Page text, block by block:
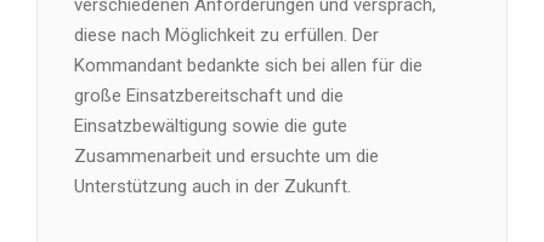
verschiedenen Anforderungen und versprach,
diese nach Möglichkeit zu erfüllen. Der
Kommandant bedankte sich bei allen für die
große Einsatzbereitschaft und die
Einsatzbewältigung sowie die gute
Zusammenarbeit und ersuchte um die
Unterstützung auch in der Zukunft.